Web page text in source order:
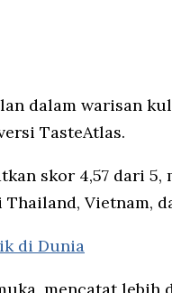
dalam warisan
TasteAtlas.
skor 4,57 dari
Vietnam,
di Dunia
mencatat lebih